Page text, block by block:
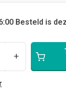
Besteld is
+